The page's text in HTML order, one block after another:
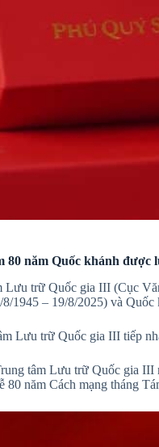
80 năm Quốc khánh
Lưu trữ Quốc gia III (Cục
1945 – 19/8/2025) và
Lưu trữ Quốc gia III tiếp
tâm Lưu trữ Quốc gia III
năm Cách mạng tháng